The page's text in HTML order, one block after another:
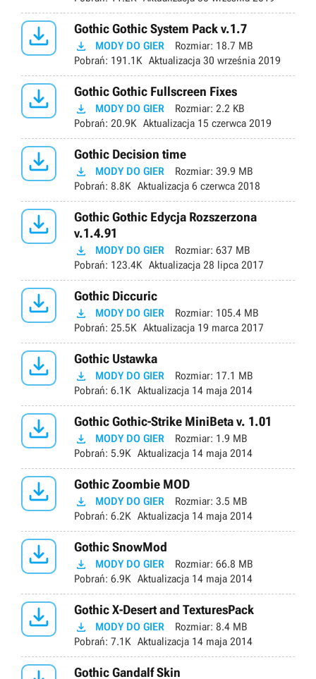
 Gothic Gothic System Pack v.1.7
 MODY DO GIER Rozmiar: 18.7 MB
Pobrań: 191.1K Aktualizacja 30 września 2019
 Gothic Gothic Fullscreen Fixes
 MODY DO GIER Rozmiar: 2.2 KB
Pobrań: 20.9K Aktualizacja 15 czerwca 2019
 Gothic Decision time
 MODY DO GIER Rozmiar: 39.9 MB
Pobrań: 8.8K Aktualizacja 6 czerwca 2018

Gothic Gothic Edycja Rozszerzona
v.1.4.91
 MODY DO GIER Rozmiar: 637 MB
Pobrań: 123.4K Aktualizacja 28 lipca 2017
 Gothic Diccuric
 MODY DO GIER Rozmiar: 105.4 MB
Pobrań: 25.5K Aktualizacja 19 marca 2017
 Gothic Ustawka
 MODY DO GIER Rozmiar: 17.1 MB
Pobrań: 6.1K Aktualizacja 14 maja 2014
 Gothic Gothic-Strike MiniBeta v. 1.01
 MODY DO GIER Rozmiar: 1.9 MB
Pobrań: 5.9K Aktualizacja 14 maja 2014
 Gothic Zoombie MOD
 MODY DO GIER Rozmiar: 3.5 MB
Pobrań: 6.2K Aktualizacja 14 maja 2014
 Gothic SnowMod
 MODY DO GIER Rozmiar: 66.8 MB
Pobrań: 6.9K Aktualizacja 14 maja 2014
 Gothic X-Desert and TexturesPack
 MODY DO GIER Rozmiar: 8.4 MB
Pobrań: 7.1K Aktualizacja 14 maja 2014
Gothic Gandalf Skin